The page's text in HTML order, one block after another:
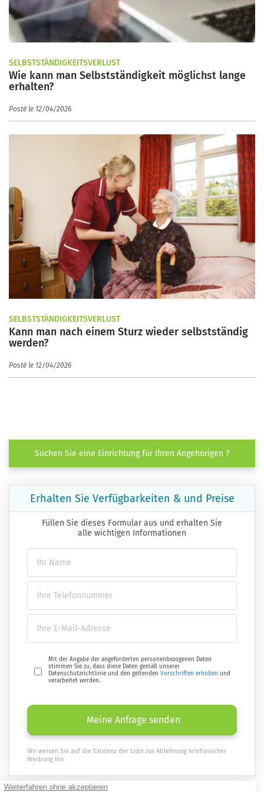
SELBSTSTÄNDIGKEITSVERLUST
Wie kann man Selbstständigkeit möglichst lange
erhalten?
Posté le 12/04/2026
SELBSTSTÄNDIGKEITSVERLUST
Kann man nach einem Sturz wieder selbstständig
werden?
Posté le 12/04/2026
Suchen Sie eine Einrichtung für Ihren Angehörigen ?
Erhalten Sie Verfügbarkeiten & und Preise
Füllen Sie dieses Formular aus und erhalten Sie
alle wichtigen Informationen
Mit der Angabe der angeforderten personenbezogenen Daten
stimmen Sie zu, dass diese Daten gemäß unserer
Datenschutzrichtlinie und den geltendenVorschriften erhoben und
verarbeitet werden.
Meine Anfrage senden
Wir weisen Sie auf die Existenz der Liste zur Ablehnung telefonischer
Werbung hin